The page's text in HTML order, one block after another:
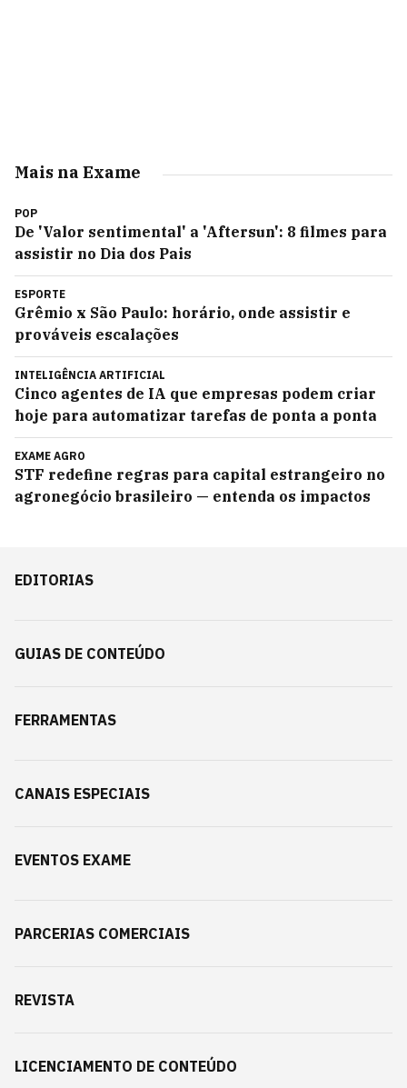
Mais na Exame
POP
De 'Valor sentimental' a 'Aftersun': 8 filmes para
assistir no Dia dos Pais
ESPORTE
Grêmio x São Paulo: horário, onde assistir e
prováveis escalações
INTELIGÊNCIA ARTIFICIAL
Cinco agentes de IA que empresas podem criar
hoje para automatizar tarefas de ponta a ponta
EXAME AGRO
STF redefine regras para capital estrangeiro no
agronegócio brasileiro — entenda os impactos
EDITORIAS
GUIAS DE CONTEÚDO
FERRAMENTAS
CANAIS ESPECIAIS
EVENTOS EXAME
PARCERIAS COMERCIAIS
REVISTA
LICENCIAMENTO DE CONTEÚDO